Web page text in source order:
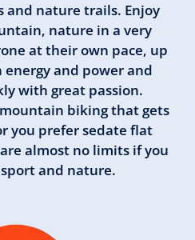
and nature trails. Enjoy
nature in a very
at their own pace, up
and power and
with great passion.
biking that gets
you prefer sedate flat
almost no limits if you
and nature.